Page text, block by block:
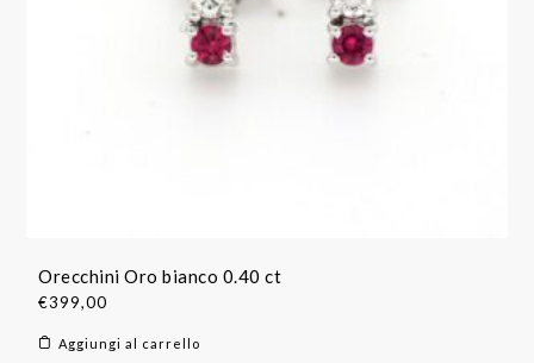
Orecchini Oro bianco 0.40 ct
€399,00
Aggiungi al carrello